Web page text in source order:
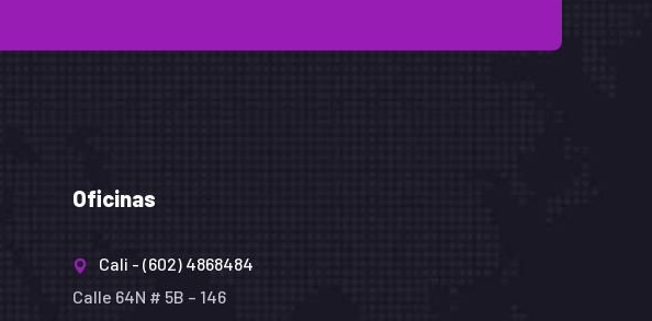
Oficinas
Cali - (602) 4868484
Calle 64N # 5B – 146